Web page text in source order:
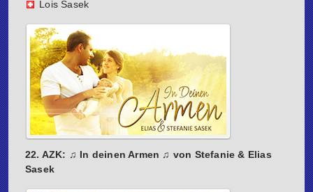
Lois Sasek
22. AZK: ♫ In deinen Armen ♫ von Stefanie & Elias
Sasek